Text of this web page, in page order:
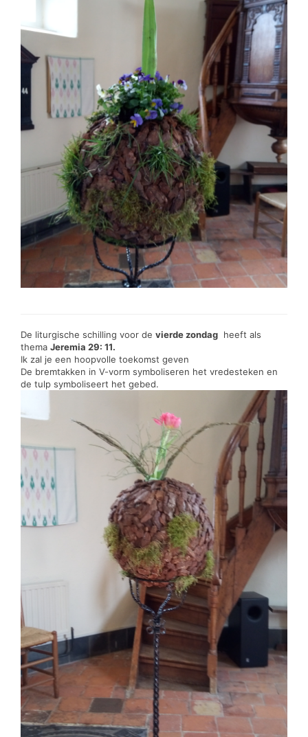
De liturgische schilling voor de vierde zondag heeft als
thema Jeremia 29: 11.
Ik zal je een hoopvolle toekomst geven
De bremtakken in V-vorm symboliseren het vredesteken en
de tulp symboliseert het gebed.